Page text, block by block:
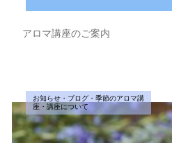
アロマ講座のご案内
お知らせ・ブログ・季節のアロマ講
座・講座について